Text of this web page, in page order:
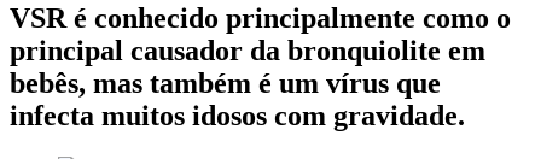
VSR é conhecido principalmente como o
principal causador da bronquiolite em
bebês, mas também é um vírus que
infecta muitos idosos com gravidade.